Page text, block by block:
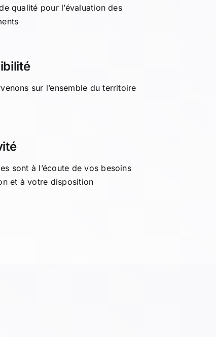
qualité pour l’évaluation des
sur l’ensemble du territoire
sont à l’écoute de vos besoins
et à votre disposition